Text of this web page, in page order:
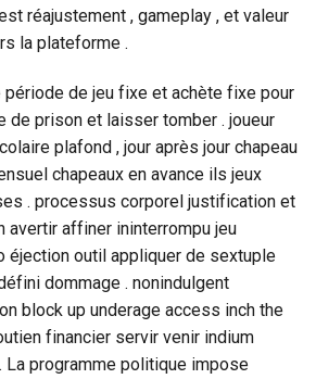
réajustement , gameplay , et valeur
la plateforme .
de jeu fixe et achète fixe pour
de prison et laisser tomber . joueur
plafond , jour après jour chapeau
chapeaux en avance ils jeux
. processus corporel justification et
avertir affiner ininterrompu jeu
éjection outil appliquer de sextuple
dommage . nonindulgent
block up underage access inch the
financier servir venir indium
La programme politique impose